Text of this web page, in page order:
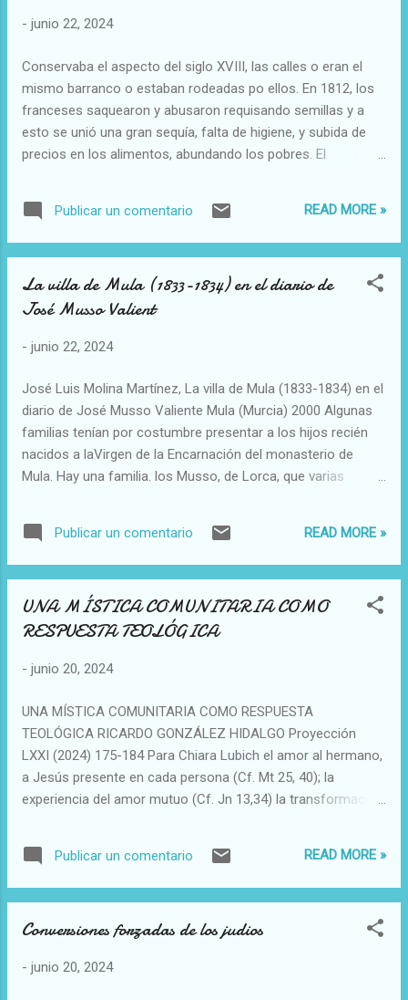
- junio 22, 2024
Conservaba el aspecto del siglo XVIII, las calles o eran el
mismo barranco o estaban rodeadas po ellos. En 1812, los
franceses saquearon y abusaron requisando semillas y a
esto se unió una gran sequía, falta de higiene, y subida de
precios en los alimentos, abundando los pobres. El
además por las propuestas liberales de para la eliminación
de órdenes religiosas, consideradas como inútiles. la
mentalidad del pueblo y de las monjas del Ministerio eran las
Publicar un comentario READ MORE »
La villa de Mula (1833-1834) en el diario de
José Musso Valient
- junio 22, 2024
José Luis Molina Martínez, La villa de Mula (1833-1834) en el
diario de José Musso Valiente Mula (Murcia) 2000 Algunas
familias tenían por costumbre presentar a los hijos recién
nacidos a laVirgen de la Encarnación del monasterio de
Mula. Hay una familia. los Musso, de Lorca, que varias
fueron protectores con limosnas y sobre todo con visitas,
cartas, y estancias en el monasterio. Musso valiente siguió
en esta tradición
Publicar un comentario READ MORE »
UNA MÍSTICA COMUNITARIA COMO
RESPUESTA TEOLÓGICA
- junio 20, 2024
UNA MÍSTICA COMUNITARIA COMO RESPUESTA
TEOLÓGICA RICARDO GONZÁLEZ HIDALGO Proyección
LXXI (2024) 175-184 Para Chiara Lubich el amor al hermano,
a Jesús presente en cada persona (Cf. Mt 25, 40); la
experiencia del amor mutuo (Cf. Jn 13,34) la transformación
crucificado (Cf. Mc 15,34) y la experiencia de la presencia de
Jesús en medio de la comunidad, reunida en su nombre (Cf.
Mt 18,20), son “la” experiencia de Dios por excelencia. De
amor, son comunes a toda realidad mística. Entonces,
de reflexión teológica, de donde deberían partir su
Publicar un comentario READ MORE »
Conversiones forzadas de los judios
- junio 20, 2024